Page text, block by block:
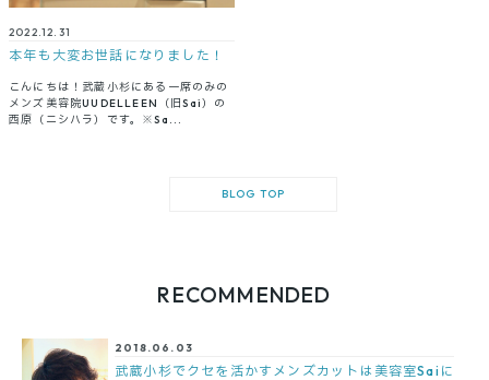
2022.12.31
本年も大変お世話になりました！
こんにちは！武蔵小杉にある一席のみの
メンズ美容院UUDELLEEN（旧Sai）の
西原（ニシハラ）です。※Sa...
BLOG TOP
RECOMMENDED
2018.06.03
武蔵小杉でクセを活かすメンズカットは美容室Saiに